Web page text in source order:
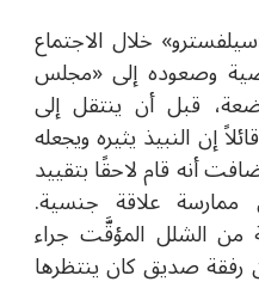
خلال الاجتماع
وصعوده إلى «مجلس
قبل أن ينتقل إلى
إن النبيذ يثيره ويجعله
أنه قام لاحقًا بتقييد
ممارسة علاقة جنسية.
الشلل المؤقَّت جراء
رفقة صديق كان ينتظرها